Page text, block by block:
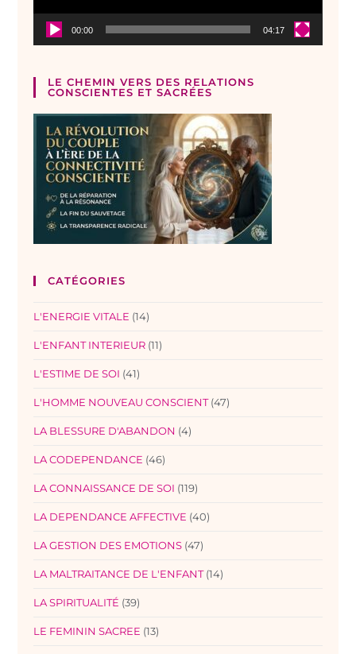
00:00 04:17
LE CHEMIN VERS DES RELATIONS
CONSCIENTES ET SACRÉES
CATÉGORIES
L'ENERGIE VITALE (14)
L'ENFANT INTERIEUR (11)
L'ESTIME DE SOI (41)
L'HOMME NOUVEAU CONSCIENT (47)
LA BLESSURE D'ABANDON (4)
LA CODEPENDANCE (46)
LA CONNAISSANCE DE SOI (119)
LA DEPENDANCE AFFECTIVE (40)
LA GESTION DES EMOTIONS (47)
LA MALTRAITANCE DE L'ENFANT (14)
LA SPIRITUALITÉ (39)
LE FEMININ SACREE (13)